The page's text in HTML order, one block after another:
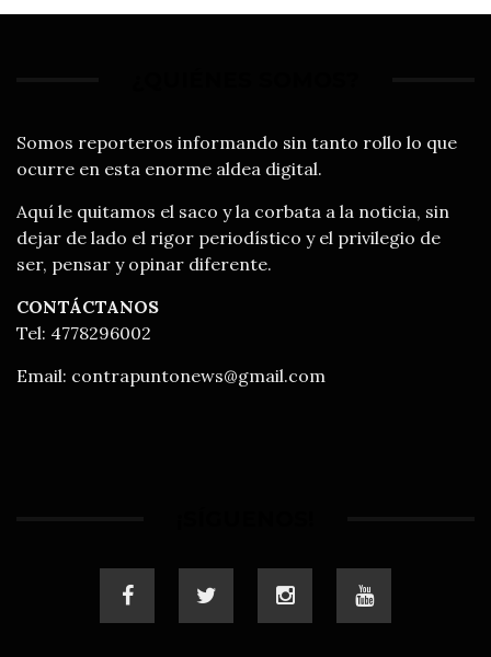
Somos reporteros informando sin tanto rollo lo que
ocurre en esta enorme aldea digital.
Aquí le quitamos el saco y la corbata a la noticia, sin
dejar de lado el rigor periodístico y el privilegio de
ser, pensar y opinar diferente.
CONTÁCTANOS
Tel: 4778296002
Email: contrapuntonews@gmail.com